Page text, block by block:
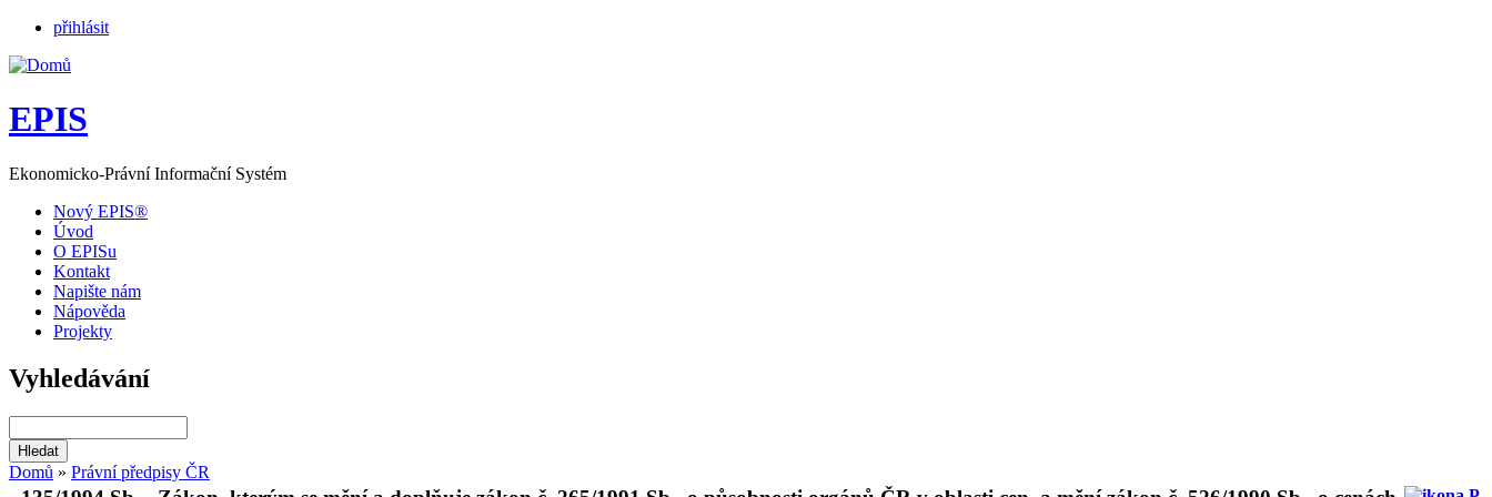
přihlásit
EPIS
Ekonomicko-Právní Informační Systém
Nový EPIS®
Úvod
O EPISu
Kontakt
Napište nám
Nápověda
Projekty
Vyhledávání
Domů » Právní předpisy ČR